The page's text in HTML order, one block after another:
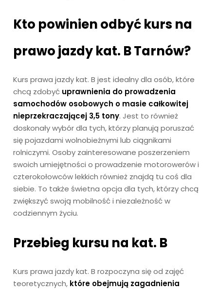
Kto powinien odbyć kurs na
prawo jazdy kat. B Tarnów?
Kurs prawa jazdy kat. B jest idealny dla osób, które
chcą zdobyć uprawnienia do prowadzenia
samochodów osobowych o masie całkowitej
nieprzekraczającej 3,5 tony. Jest to również
doskonały wybór dla tych, którzy planują poruszać
się pojazdami wolnobieżnymi lub ciągnikami
rolniczymi. Osoby zainteresowane poszerzeniem
swoich umiejętności o prowadzenie motorowerów i
czterokołowców lekkich również znajdą tu coś dla
siebie. To także świetna opcja dla tych, którzy chcą
zwiększyć swoją mobilność i niezależność w
codziennym życiu.
Przebieg kursu na kat. B
Kurs prawa jazdy kat. B rozpoczyna się od zajęć
teoretycznych, które obejmują zagadnienia